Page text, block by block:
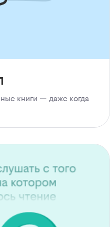
книги — даже когда